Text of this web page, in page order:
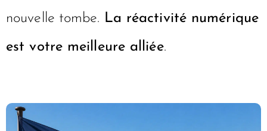
nouvelle tombe. La réactivité numérique
est votre meilleure alliée.